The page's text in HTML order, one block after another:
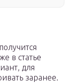
в статье
для
заранее.